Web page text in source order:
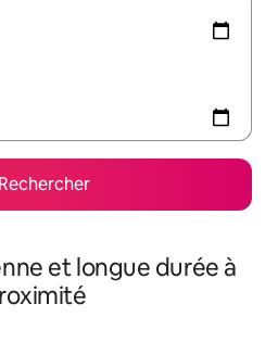
Rechercher
et longue durée à